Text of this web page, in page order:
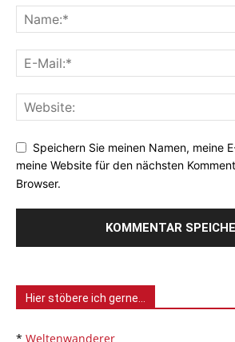
Speichern Sie meinen Namen, meine
meine Website für den nächsten
Browser.
Hier stöbere ich gerne…
* Weltenwanderer